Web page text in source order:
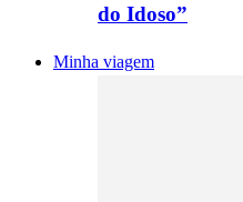
do Idoso”
Minha viagem